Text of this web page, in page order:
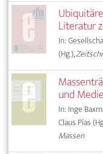
Literatur
In:
(Hg.),
und
In: Inge
Claus Pias
Massen